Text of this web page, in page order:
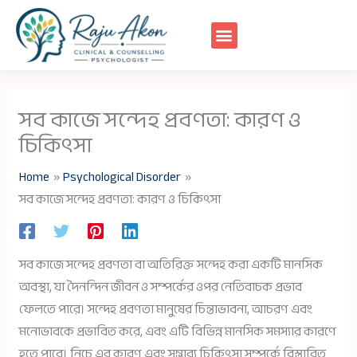
content
সব কাজে সন্দেহ প্রবণতা: কারণ ও
চিকিৎসা
Home
Psychological Disorder
সব কাজে সন্দেহ প্রবণতা: কারণ ও চিকিৎসা
সব কাজে সন্দেহ প্রবণতা বা অতিরিক্ত সন্দেহ করা একটি মানসিক
অবস্থা, যা দৈনন্দিন জীবন ও সম্পর্কের ওপর নেতিবাচক প্রভাব
ফেলতে পারে। সন্দেহ প্রবণতা মানুষের চিন্তাভাবনা, আচরণ এবং
মনোভাবকে প্রভাবিত করে, এবং এটি বিভিন্ন মানসিক সমস্যার কারণে